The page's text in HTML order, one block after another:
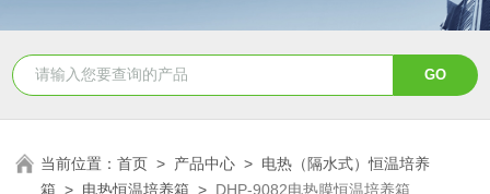
当前位置：首页 > 产品中心 > 电热（隔水式）恒温培养
箱 > 电热恒温培养箱 > DHP-9082电热膜恒温培养箱